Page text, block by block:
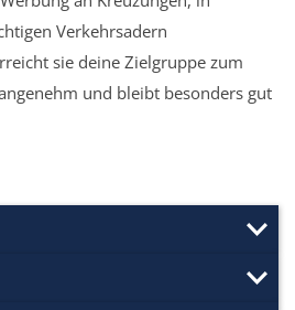
Verkehrsadern
sie deine Zielgruppe zum
und bleibt besonders gut